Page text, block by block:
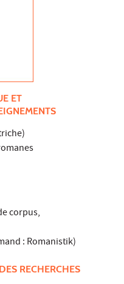
ET
corpus,
: Romanistik)
RECHERCHES